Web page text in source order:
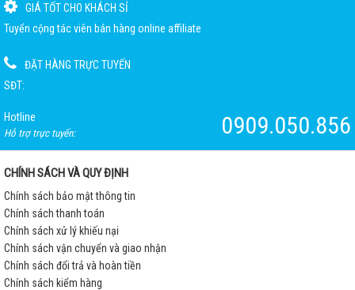
GIÁ TỐT CHO KHÁCH SỈ
Tuyển cộng tác viên bán hàng online affiliate
ĐẶT HÀNG TRỰC TUYẾN
SĐT:
Hotline
Hỗ trợ trực tuyến: 0909.050.856
CHÍNH SÁCH VÀ QUY ĐỊNH
Chính sách bảo mật thông tin
Chính sách thanh toán
Chính sách xử lý khiếu nại
Chính sách vận chuyển và giao nhận
Chính sách đổi trả và hoàn tiền
Chính sách kiểm hàng